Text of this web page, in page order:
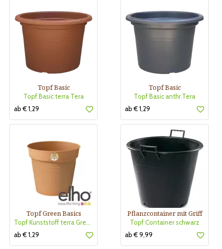
Topf Basic
Topf Basic terra Tera
ab € 1,29
Topf Basic
Topf Basic anthr.Tera
ab € 1,29
Topf Green Basics
Topf Kunststoff terra GreenBasi
ab € 1,29
Pflanzcontainer mit Griff
Topf Container schwarz
ab € 9,99